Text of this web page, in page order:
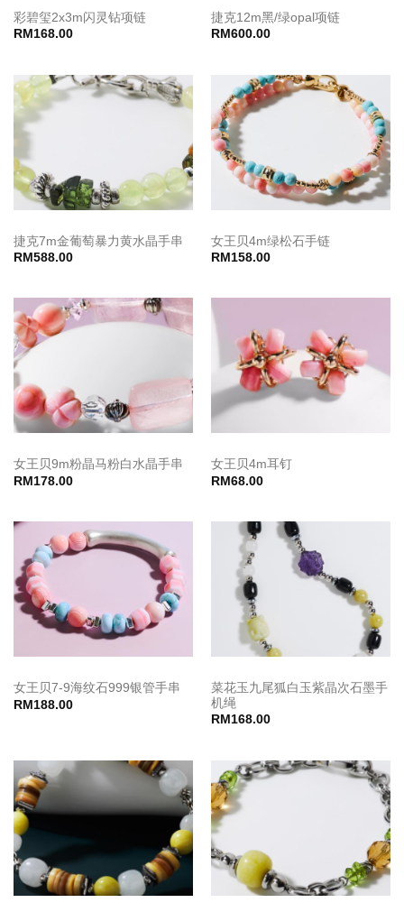
彩碧玺2x3m闪灵钻项链
RM 168.00
捷克12m黑/绿opal项链
RM 600.00
捷克7m金葡萄暴力黄水晶手串
RM 588.00
女王贝4m绿松石手链
RM 158.00
女王贝9m粉晶马粉白水晶手串
RM178.00
女王贝4m耳钉
RM68.00
女王贝7-9海纹石999银管手串
RM188.00
菜花玉九尾狐白玉紫晶次石墨手
机绳
RM 168.00